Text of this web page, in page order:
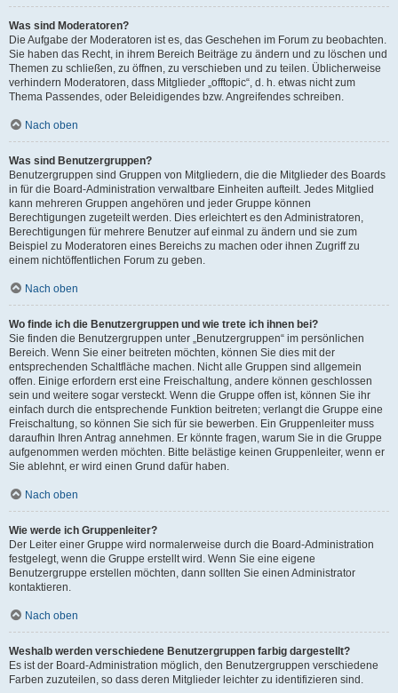
Was sind Moderatoren?
Die Aufgabe der Moderatoren ist es, das Geschehen im Forum zu beobachten.
Sie haben das Recht, in ihrem Bereich Beiträge zu ändern und zu löschen und
Themen zu schließen, zu öffnen, zu verschieben und zu teilen. Üblicherweise
verhindern Moderatoren, dass Mitglieder „offtopic“, d. h. etwas nicht zum
Thema Passendes, oder Beleidigendes bzw. Angreifendes schreiben.
Nach oben
Was sind Benutzergruppen?
Benutzergruppen sind Gruppen von Mitgliedern, die die Mitglieder des Boards
in für die Board-Administration verwaltbare Einheiten aufteilt. Jedes Mitglied
kann mehreren Gruppen angehören und jeder Gruppe können
Berechtigungen zugeteilt werden. Dies erleichtert es den Administratoren,
Berechtigungen für mehrere Benutzer auf einmal zu ändern und sie zum
Beispiel zu Moderatoren eines Bereichs zu machen oder ihnen Zugriff zu
einem nichtöffentlichen Forum zu geben.
Nach oben
Wo finde ich die Benutzergruppen und wie trete ich ihnen bei?
Sie finden die Benutzergruppen unter „Benutzergruppen“ im persönlichen
Bereich. Wenn Sie einer beitreten möchten, können Sie dies mit der
entsprechenden Schaltfläche machen. Nicht alle Gruppen sind allgemein
offen. Einige erfordern erst eine Freischaltung, andere können geschlossen
sein und weitere sogar versteckt. Wenn die Gruppe offen ist, können Sie ihr
einfach durch die entsprechende Funktion beitreten; verlangt die Gruppe eine
Freischaltung, so können Sie sich für sie bewerben. Ein Gruppenleiter muss
daraufhin Ihren Antrag annehmen. Er könnte fragen, warum Sie in die Gruppe
aufgenommen werden möchten. Bitte belästige keinen Gruppenleiter, wenn er
Sie ablehnt, er wird einen Grund dafür haben.
Nach oben
Wie werde ich Gruppenleiter?
Der Leiter einer Gruppe wird normalerweise durch die Board-Administration
festgelegt, wenn die Gruppe erstellt wird. Wenn Sie eine eigene
Benutzergruppe erstellen möchten, dann sollten Sie einen Administrator
kontaktieren.
Nach oben
Weshalb werden verschiedene Benutzergruppen farbig dargestellt?
Es ist der Board-Administration möglich, den Benutzergruppen verschiedene
Farben zuzuteilen, so dass deren Mitglieder leichter zu identifizieren sind.